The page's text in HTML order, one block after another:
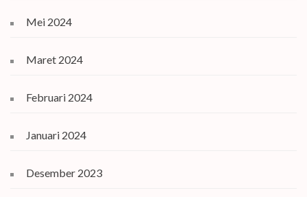
Mei 2024
Maret 2024
Februari 2024
Januari 2024
Desember 2023